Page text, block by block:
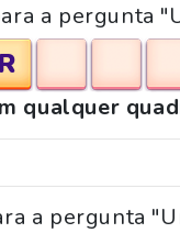
a pergunta
R
qualquer
a pergunta